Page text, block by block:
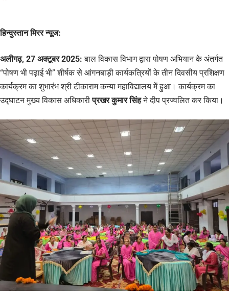
हिन्दुस्तान मिरर न्यूज:
अलीगढ़, 27 अक्टूबर 2025: बाल विकास विभाग द्वारा पोषण अभियान के अंतर्गत
“पोषण भी पढ़ाई भी” शीर्षक से आंगनबाड़ी कार्यकत्रियों के तीन दिवसीय प्रशिक्षण
कार्यक्रम का शुभारंभ श्री टीकाराम कन्या महाविद्यालय में हुआ। कार्यक्रम का
उद्घाटन मुख्य विकास अधिकारीप्रखर कुमार सिंहने दीप प्रज्वलित कर किया।